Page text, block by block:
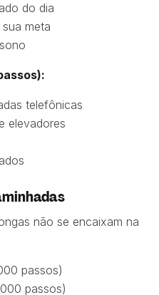
do dia
meta
telefônicas
elevadores
não se encaixam na
passos)
passos)